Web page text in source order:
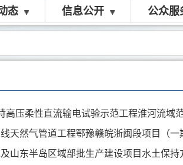
态 信息公开 公众服
高压柔性直流输电试验示范工程淮河流域
天然气管道工程鄂豫赣皖浙闽段项目（
山东半岛区域部批生产建设项目水土保